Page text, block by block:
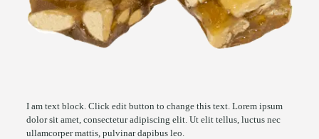
I am text block. Click edit button to change this text. Lorem ipsum
dolor sit amet, consectetur adipiscing elit. Ut elit tellus, luctus nec
ullamcorper mattis, pulvinar dapibus leo.